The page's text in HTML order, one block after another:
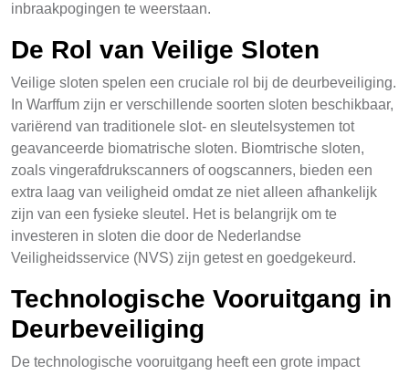
inbraakpogingen te weerstaan.
De Rol van Veilige Sloten
Veilige sloten spelen een cruciale rol bij de deurbeveiliging.
In Warffum zijn er verschillende soorten sloten beschikbaar,
variërend van traditionele slot- en sleutelsystemen tot
geavanceerde biomatrische sloten. Biomtrische sloten,
zoals vingerafdrukscanners of oogscanners, bieden een
extra laag van veiligheid omdat ze niet alleen afhankelijk
zijn van een fysieke sleutel. Het is belangrijk om te
investeren in sloten die door de Nederlandse
Veiligheidsservice (NVS) zijn getest en goedgekeurd.
Technologische Vooruitgang in
Deurbeveiliging
De technologische vooruitgang heeft een grote impact